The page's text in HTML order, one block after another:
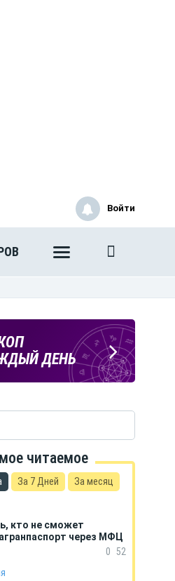
Войти
ДЕНЬ
читаемое
За 7 Дней За месяц
кто не сможет
через МФЦ
0 52